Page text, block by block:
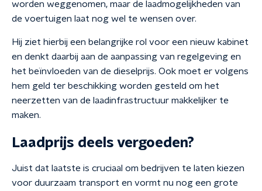
worden weggenomen, maar de laadmogelijkheden van
de voertuigen laat nog wel te wensen over.
Hij ziet hierbij een belangrijke rol voor een nieuw kabinet
en denkt daarbij aan de aanpassing van regelgeving en
het beïnvloeden van de dieselprijs. Ook moet er volgens
hem geld ter beschikking worden gesteld om het
neerzetten van de laadinfrastructuur makkelijker te
maken.
Laadprijs deels vergoeden?
Juist dat laatste is cruciaal om bedrijven te laten kiezen
voor duurzaam transport en vormt nu nog een grote